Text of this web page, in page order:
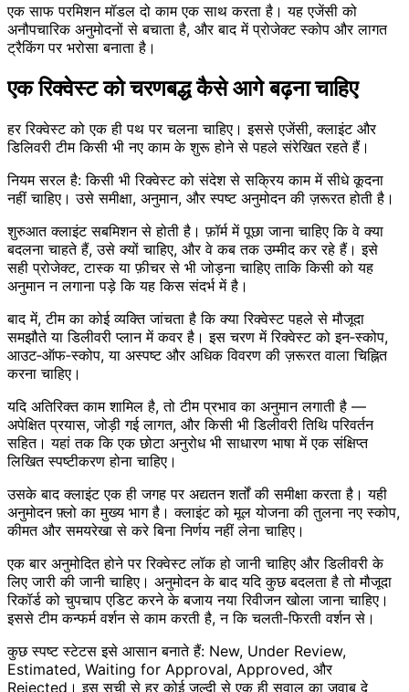
एक साफ परमिशन मॉडल दो काम एक साथ करता है। यह एजेंसी को
अनौपचारिक अनुमोदनों से बचाता है, और बाद में प्रोजेक्ट स्कोप और लागत
ट्रैकिंग पर भरोसा बनाता है।
एक रिक्वेस्ट को चरणबद्ध कैसे आगे बढ़ना चाहिए
हर रिक्वेस्ट को एक ही पथ पर चलना चाहिए। इससे एजेंसी, क्लाइंट और
डिलिवरी टीम किसी भी नए काम के शुरू होने से पहले संरेखित रहते हैं।
नियम सरल है: किसी भी रिक्वेस्ट को संदेश से सक्रिय काम में सीधे कूदना
नहीं चाहिए। उसे समीक्षा, अनुमान, और स्पष्ट अनुमोदन की ज़रूरत होती है।
शुरुआत क्लाइंट सबमिशन से होती है। फ़ॉर्म में पूछा जाना चाहिए कि वे क्या
बदलना चाहते हैं, उसे क्यों चाहिए, और वे कब तक उम्मीद कर रहे हैं। इसे
सही प्रोजेक्ट, टास्क या फ़ीचर से भी जोड़ना चाहिए ताकि किसी को यह
अनुमान न लगाना पड़े कि यह किस संदर्भ में है।
बाद में, टीम का कोई व्यक्ति जांचता है कि क्या रिक्वेस्ट पहले से मौजूदा
समझौते या डिलीवरी प्लान में कवर है। इस चरण में रिक्वेस्ट को इन‑स्कोप,
आउट‑ऑफ‑स्कोप, या अस्पष्ट और अधिक विवरण की ज़रूरत वाला चिह्नित
करना चाहिए।
यदि अतिरिक्त काम शामिल है, तो टीम प्रभाव का अनुमान लगाती है —
अपेक्षित प्रयास, जोड़ी गई लागत, और किसी भी डिलीवरी तिथि परिवर्तन
सहित। यहां तक कि एक छोटा अनुरोध भी साधारण भाषा में एक संक्षिप्त
लिखित स्पष्टीकरण होना चाहिए।
उसके बाद क्लाइंट एक ही जगह पर अद्यतन शर्तों की समीक्षा करता है। यही
अनुमोदन फ़्लो का मुख्य भाग है। क्लाइंट को मूल योजना की तुलना नए स्कोप,
कीमत और समयरेखा से करे बिना निर्णय नहीं लेना चाहिए।
एक बार अनुमोदित होने पर रिक्वेस्ट लॉक हो जानी चाहिए और डिलीवरी के
लिए जारी की जानी चाहिए। अनुमोदन के बाद यदि कुछ बदलता है तो मौजूदा
रिकॉर्ड को चुपचाप एडिट करने के बजाय नया रिवीजन खोला जाना चाहिए।
इससे टीम कन्फर्म वर्शन से काम करती है, न कि चलती‑फिरती वर्शन से।
कुछ स्पष्ट स्टेटस इसे आसान बनाते हैं: New, Under Review,
Estimated, Waiting for Approval, Approved, और
Rejected। इस सूची से हर कोई जल्दी से एक ही सवाल का जवाब दे